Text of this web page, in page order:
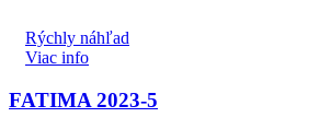
Rýchly náhľad
Viac info
FATIMA 2023-5